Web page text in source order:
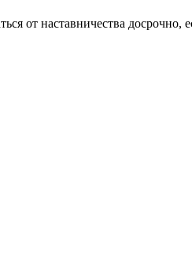
от наставничества